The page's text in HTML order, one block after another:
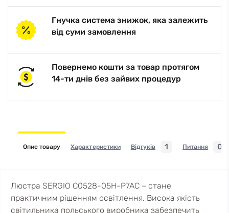
Гнучка система знижок, яка залежить
від суми замовлення
Повернемо кошти за товар протягом
14-ти днів без зайвих процедур
Опис товару Характеристики Відгуків 1 Питання 0
Люстра SERGIO C0528-05H-P7AC – стане
практичним рішенням освітлення. Висока якість
світильника польського виробника забезпечить